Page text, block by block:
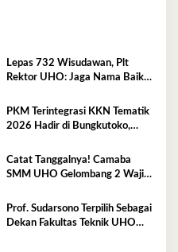
Lepas 732 Wisudawan, Plt
Rektor UHO: Jaga Nama Baik
PKM Terintegrasi KKN Tematik
2026 Hadir di Bungkutoko,
Tradisional Pesisir
Catat Tanggalnya! Camaba
SMM UHO Gelombang 2 Wajib
Prof. Sudarsono Terpilih Sebagai
Dekan Fakultas Teknik UHO